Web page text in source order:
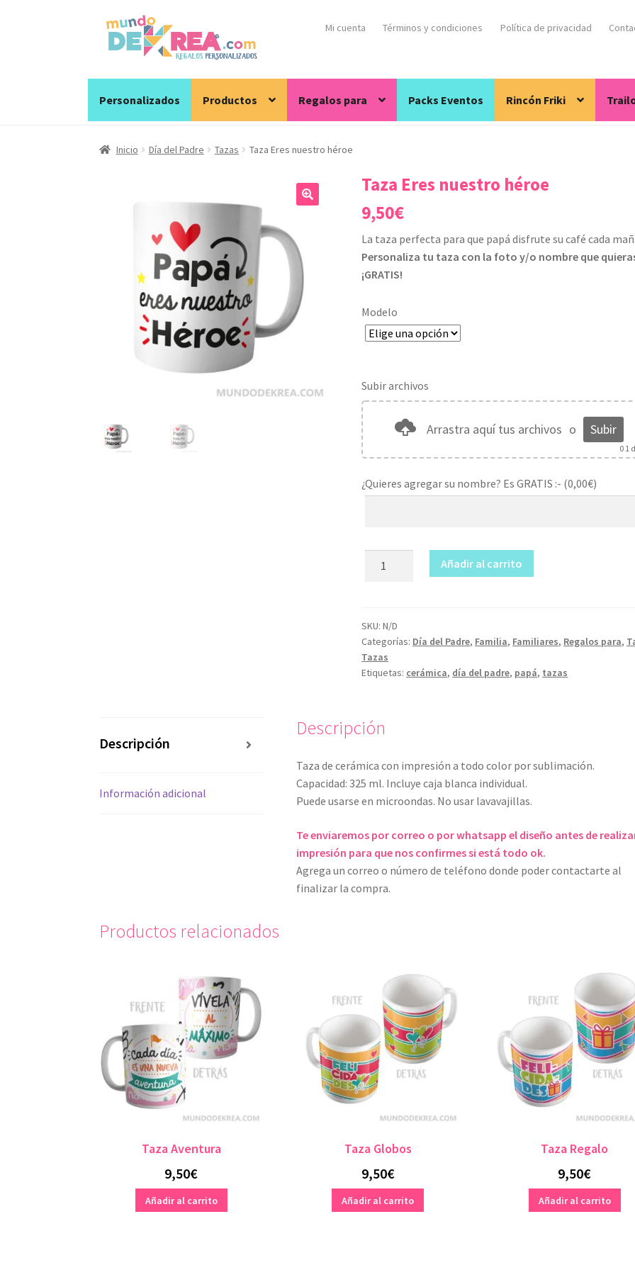
IrIr
contenido
Mi cuenta Términos y condiciones Política de privacidad
Personalizados Productos Regalos para Packs Eventos Rincón Friki
Inicio Día del Padre Tazas Taza Eres nuestro héroe
Taza Eres nuestro héroe
9,50€
La taza perfecta para que papá disfrute su café cada
Personaliza tu taza con la foto y/o nombre que
¡GRATIS!
Modelo
Subir archivos
Arrastra aquí tus archivos o Subir
0 1
¿Quieres agregar su nombre? Es GRATIS :- (0,00€)
Taza
Eres
cantidad
Añadir al carrito
SKU:N/D
Categorías: Día del Padre, Familia, Familiares, Regalos para,
Tazas
Etiquetas: cerámica, día del padre, papá, tazas
Descripción
Información adicional
Descripción
Taza de cerámica con impresión a todo color por sublimación.
Capacidad: 325 ml. Incluye caja blanca individual.
Puede usarse en microondas. No usar lavavajillas.
Te enviaremos por correo o por whatsapp el diseño antes de
impresión para que nos confirmes si está todo ok.
Agrega un correo o número de teléfono donde poder contactarte al
finalizar la compra.
Productos relacionados
Taza Aventura
9,50€
Añadir al carrito
Taza Globos
9,50€
Añadir al carrito
Taza Regalo
9,50€
Añadir al carrito